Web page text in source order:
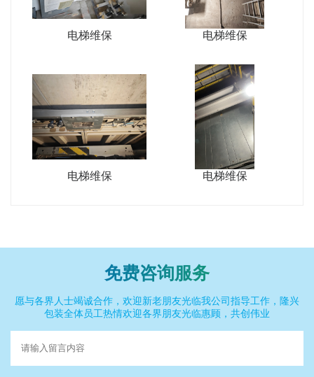
电梯维保 电梯维保
电梯维保 电梯维保
免费咨询服务
愿与各界人士竭诚合作，欢迎新老朋友光临我公司指导工作，隆兴
包装全体员工热情欢迎各界朋友光临惠顾，共创伟业